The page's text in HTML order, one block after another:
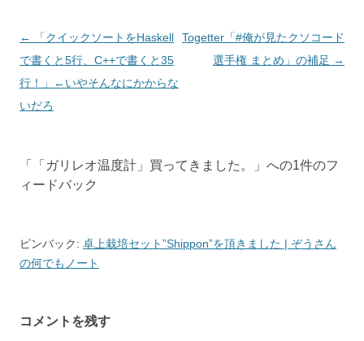
投稿ナビゲーション
←
「クイックソートをHaskell
で書くと5行、C++で書くと35
行！」←いやそんなにかからな
いだろ
Togetter「#俺が見たクソコード
選手権 まとめ」の補足 →
「 「ガリレオ温度計」買ってきました。
」への1件のフ
ィードバック
ピンバック: 卓上栽培セット”Shippon”を頂きました | ぞうさん
の何でもノート
コメントを残す